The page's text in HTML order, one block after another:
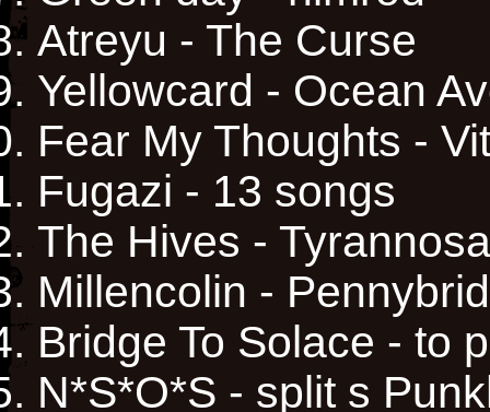
Atreyu - The Curse
Yellowcard - Ocean
Fear My Thoughts -
Fugazi - 13 songs
The Hives -
Millencolin -
Bridge To Solace - to
N*S*O*S - split s